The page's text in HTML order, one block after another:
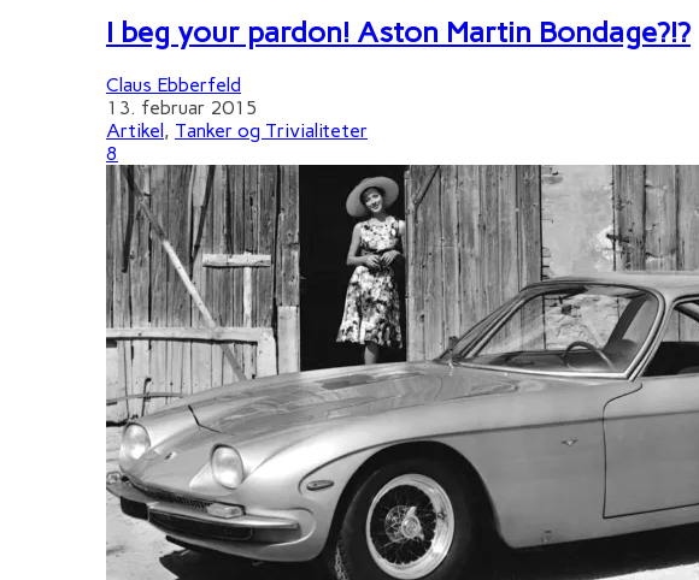
I beg your pardon! Aston Martin Bondage?!?
Claus Ebberfeld
13. februar 2015
Artikel, Tanker og Trivialiteter
8